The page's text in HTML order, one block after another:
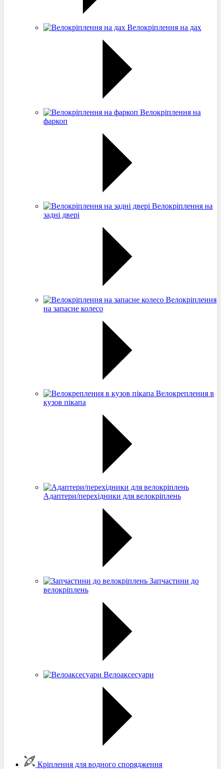
Велокріплення на дах
Велокріплення на
фаркоп
Велокріплення на
задні двері
Велокріплення
на запасне колесо
Велокрепления в
кузов пікапа
Адаптери/перехідники для велокріплень
Запчастини до
велокріплень
Велоаксесуари
Кріплення для водного спорядження